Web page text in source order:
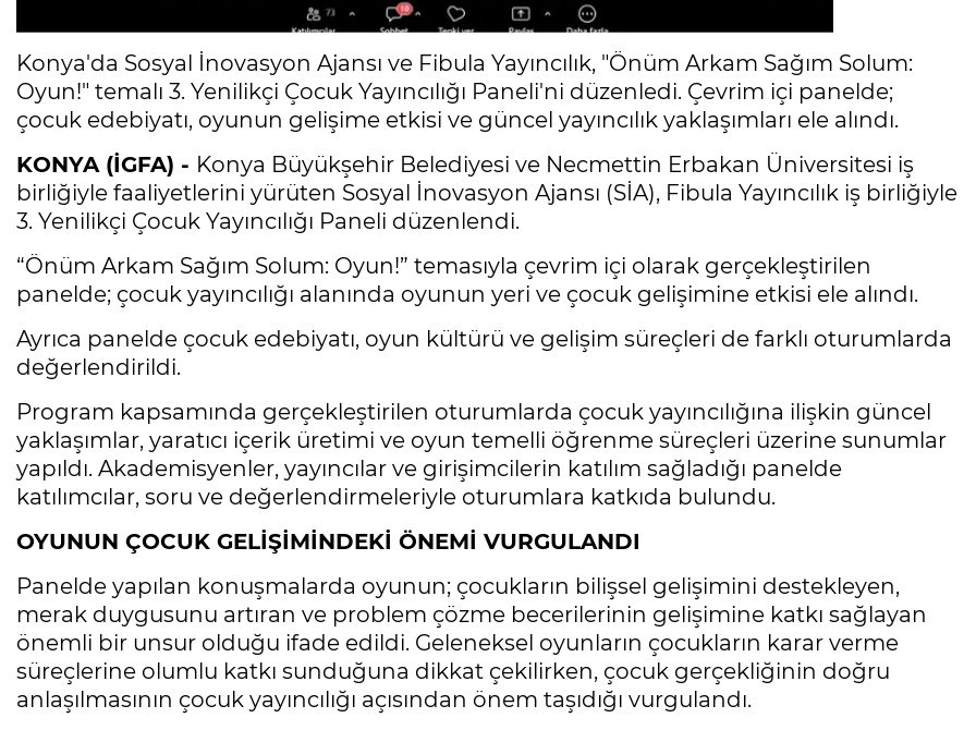
Konya'da Sosyal İnovasyon Ajansı ve Fibula Yayıncılık, "Önüm Arkam Sağım Solum:
Oyun!" temalı 3. Yenilikçi Çocuk Yayıncılığı Paneli'ni düzenledi. Çevrim içi panelde;
çocuk edebiyatı, oyunun gelişime etkisi ve güncel yayıncılık yaklaşımları ele alındı.
KONYA (İGFA) - Konya Büyükşehir Belediyesi ve Necmettin Erbakan Üniversitesi iş
birliğiyle faaliyetlerini yürüten Sosyal İnovasyon Ajansı (SİA), Fibula Yayıncılık iş birliğiyle
3. Yenilikçi Çocuk Yayıncılığı Paneli düzenlendi.
“Önüm Arkam Sağım Solum: Oyun!” temasıyla çevrim içi olarak gerçekleştirilen
panelde; çocuk yayıncılığı alanında oyunun yeri ve çocuk gelişimine etkisi ele alındı.
Ayrıca panelde çocuk edebiyatı, oyun kültürü ve gelişim süreçleri de farklı oturumlarda
değerlendirildi.
Program kapsamında gerçekleştirilen oturumlarda çocuk yayıncılığına ilişkin güncel
yaklaşımlar, yaratıcı içerik üretimi ve oyun temelli öğrenme süreçleri üzerine sunumlar
yapıldı. Akademisyenler, yayıncılar ve girişimcilerin katılım sağladığı panelde
katılımcılar, soru ve değerlendirmeleriyle oturumlara katkıda bulundu.
OYUNUN ÇOCUK GELİŞİMİNDEKİ ÖNEMİ VURGULANDI
Panelde yapılan konuşmalarda oyunun; çocukların bilişsel gelişimini destekleyen,
merak duygusunu artıran ve problem çözme becerilerinin gelişimine katkı sağlayan
önemli bir unsur olduğu ifade edildi. Geleneksel oyunların çocukların karar verme
süreçlerine olumlu katkı sunduğuna dikkat çekilirken, çocuk gerçekliğinin doğru
anlaşılmasının çocuk yayıncılığı açısından önem taşıdığı vurgulandı.